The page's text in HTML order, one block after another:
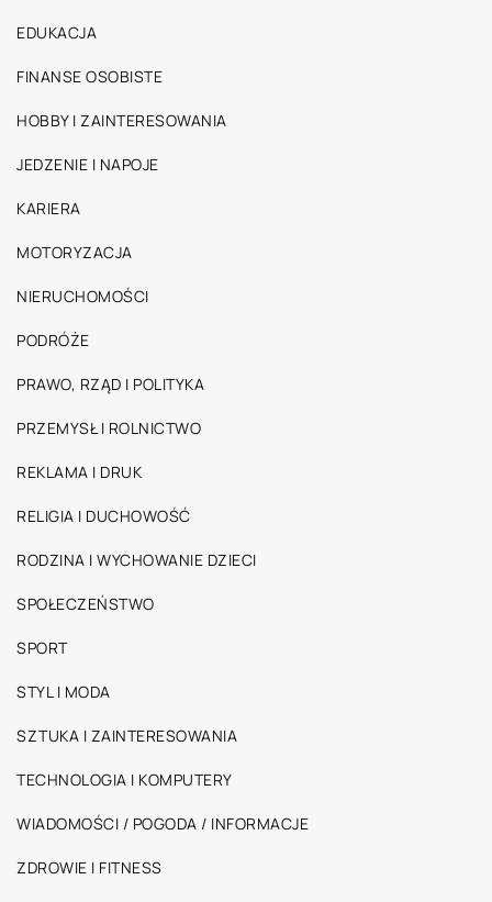
EDUKACJA
FINANSE OSOBISTE
HOBBY I ZAINTERESOWANIA
JEDZENIE I NAPOJE
KARIERA
MOTORYZACJA
NIERUCHOMOŚCI
PODRÓŻE
PRAWO, RZĄD I POLITYKA
PRZEMYSŁ I ROLNICTWO
REKLAMA I DRUK
RELIGIA I DUCHOWOŚĆ
RODZINA I WYCHOWANIE DZIECI
SPOŁECZEŃSTWO
SPORT
STYL I MODA
SZTUKA I ZAINTERESOWANIA
TECHNOLOGIA I KOMPUTERY
WIADOMOŚCI / POGODA / INFORMACJE
ZDROWIE I FITNESS